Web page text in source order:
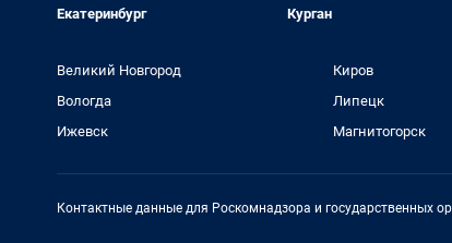
Екатеринбург
Курган
Великий Новгород
Вологда
Ижевск
Киров
Липецк
Магнитогорск
Контактные данные для Роскомнадзора и государственных